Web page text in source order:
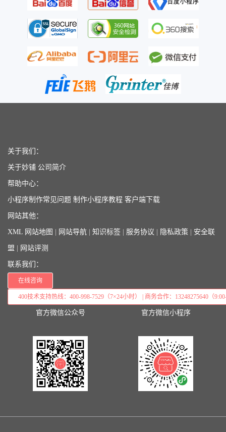
关于我们：
关于妙铺 公司简介
帮助中心：
小程序制作常见问题 制作小程序教程 客户端下载
网站其他：
XML 网站地图 网站导航 知识标签 服务协议 隐私政策 安全联
盟 网站评测
联系我们：
在线咨询
400技术支持热线：400-998-7529（7×24小时） | 商务合作：13248275640（
官方微信公众号 官方微信小程序